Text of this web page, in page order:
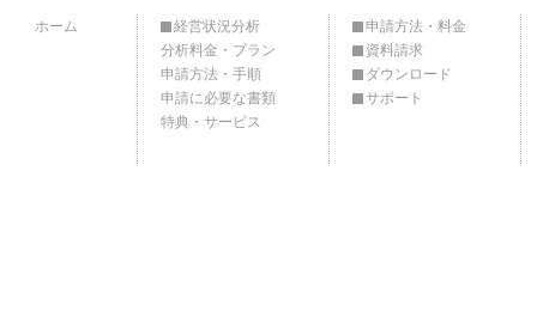
ホーム
経営状況分析
分析料金・プラン
申請方法・手順
申請に必要な書類
特典・サービス
申請方法・料金
資料請求
ダウンロード
サポート